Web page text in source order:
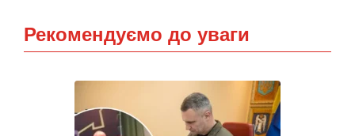
Рекомендуємо до уваги